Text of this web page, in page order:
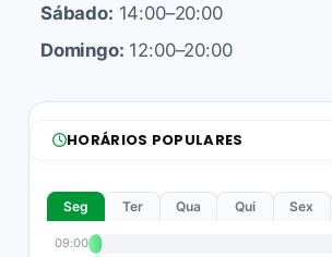
Sábado: 14:00–20:00
Domingo: 12:00–20:00
HORÁRIOS POPULARES
Seg Ter Qua Qui Sex
09:00